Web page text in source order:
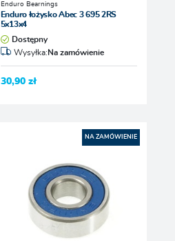
Enduro Bearnings
Enduro łożysko Abec 3 695 2RS
5x13x4
Dostępny
Wysyłka:Na zamówienie
30,90 zł
NA ZAMÓWIENIE